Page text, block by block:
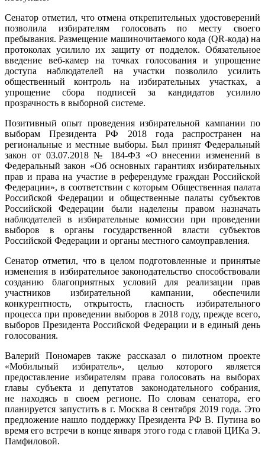
Сенатор отметил, что отмена открепительных удостоверений
позволила избирателям голосовать по месту своего
пребывания. Размещение машиночитаемого кода (QR-кода) на
протоколах усилило их защиту от подделок. Обязательное
введение веб-камер на точках голосования и упрощение
доступа наблюдателей на участки позволило усилить
общественный контроль на избирательных участках, а
упрощение сбора подписей за кандидатов усилило
прозрачность в выборной системе.
Позитивный опыт проведения избирательной кампании по
выборам Президента РФ 2018 года распространен на
региональные и местные выборы. Был принят Федеральный
закон от 03.07.2018 № 184-ФЗ «О внесении изменений в
Федеральный закон «Об основных гарантиях избирательных
прав и права на участие в референдуме граждан Российской
Федерации», в соответствии с которым Общественная палата
Российской Федерации и общественные палаты субъектов
Российской Федерации были наделены правом назначать
наблюдателей в избирательные комиссии при проведении
выборов в органы государственной власти субъектов
Российской Федерации и органы местного самоуправления.
Сенатор отметил, что в целом подготовленные и принятые
изменения в избирательное законодательство способствовали
созданию благоприятных условий для реализации прав
участников избирательной кампании, обеспечили
конкурентность, открытость, гласность избирательного
процесса при проведении выборов в 2018 году, прежде всего,
выборов Президента Российской Федерации и в единый день
голосования.
Валерий Пономарев также рассказал о пилотном проекте
«Мобильный избиратель», целью которого является
предоставление избирателям права голосовать на выборах
главы субъекта и депутатов законодательного собрания,
не находясь в своем регионе. По словам сенатора, его
планируется запустить в г. Москва 8 сентября 2019 года. Это
предложение нашло поддержку Президента РФ В. Путина во
время его встречи в конце января этого года с главой ЦИКа Э.
Памфиловой.